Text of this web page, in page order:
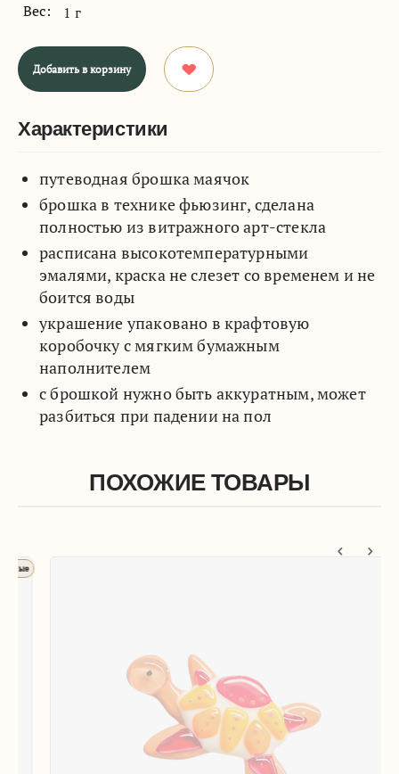
Вес: 1 г
Добавить в корзину
Характеристики
путеводная брошка маячок
брошка в технике фьюзинг, сделана
полностью из витражного арт-стекла
расписана высокотемпературными
эмалями, краска не слезет со временем и не
боится воды
украшение упаковано в крафтовую
коробочку с мягким бумажным
наполнителем
с брошкой нужно быть аккуратным, может
разбиться при падении на пол
ПОХОЖИЕ ТОВАРЫ